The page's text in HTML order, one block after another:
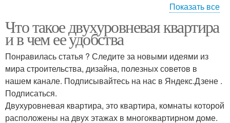
Квартиры в дании
Лифт для
двухуровневой
Лифт в квартиру
Лифты в
двухуровневых
Показать все
Что такое двухуровневая квартира
и в чем ее удобства
Понравилась статья ? Следите за новыми идеями из
мира строительства, дизайна, полезных советов в
нашем канале. Подписывайтесь на нас в Яндекс.Дзене .
Подписаться.
Двухуровневая квартира, это квартира, комнаты которой
расположены на двух этажах в многоквартирном доме.